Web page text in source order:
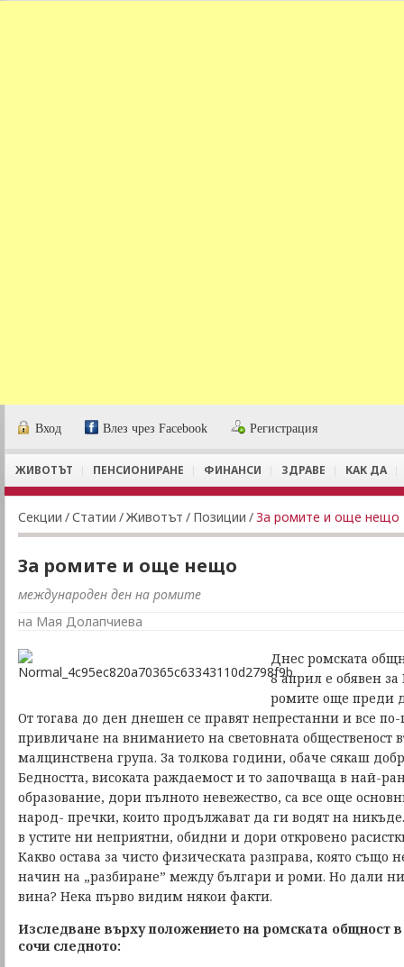
Вход Влез чрез Facebook Регистрация
ЖИВОТЪТ ПЕНСИОНИРАНЕ ФИНАНСИ ЗДРАВЕ КАК ДА
Секции /Статии /Животът / Позиции /За ромите и още нещо
За ромите и още нещо
международен ден на ромите
на Мая Долапчиева
Днес ромската
8 април е обявен
ромите още преди
От тогава до ден днешен се правят непрестанни и все
привличане на вниманието на световната общественост
малцинствена група. За толкова години, обаче сякаш
Бедността, високата раждаемост и то започваща в най-
образование, дори пълното невежество, са все още
народ- пречки, които продължават да ги водят на
в устите ни неприятни, обидни и дори откровено
Какво остава за чисто физическата разправа, която също
начин на „разбиране” между българи и роми. Но дали
вина? Нека първо видим някои факти.
Изследване върху положението на ромската общност
сочи следното: